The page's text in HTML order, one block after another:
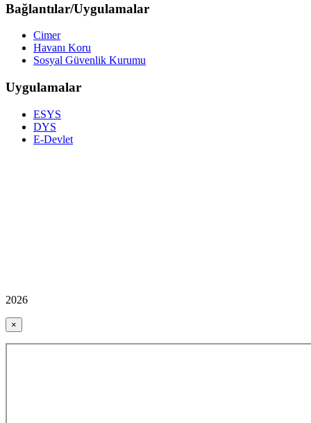
Bağlantılar/Uygulamalar
Cimer
Havanı Koru
Sosyal Güvenlik Kurumu
Uygulamalar
ESYS
DYS
E-Devlet
2026
×